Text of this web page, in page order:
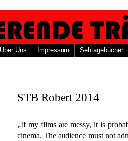
Über Uns Impressum Sehtagebücher
STB Robert 2014
„If my films are messy, it is
cinema. The audience must not